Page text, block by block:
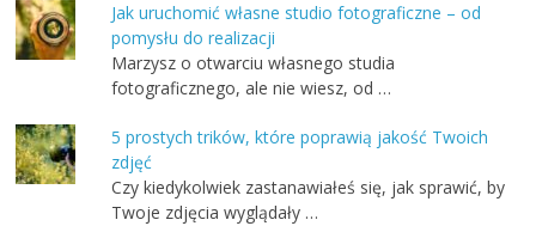
Jak uruchomić własne studio fotograficzne – od
pomysłu do realizacji
Marzysz o otwarciu własnego studia
fotograficznego, ale nie wiesz, od …
5 prostych trików, które poprawią jakość Twoich
zdjęć
Czy kiedykolwiek zastanawiałeś się, jak sprawić, by
Twoje zdjęcia wyglądały …